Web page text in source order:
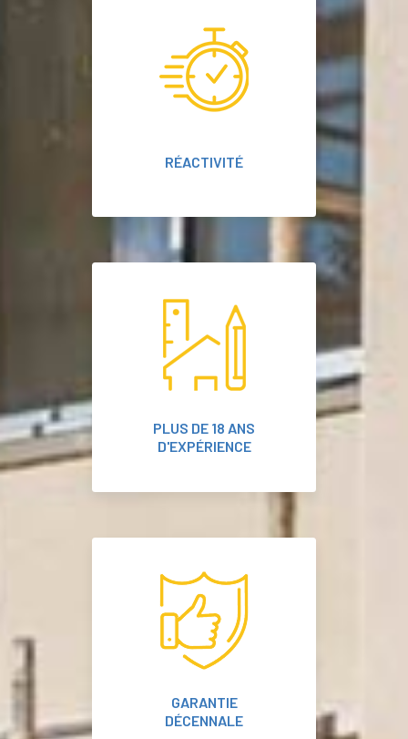
RÉACTIVITÉ
PLUS DE 18 ANS
D'EXPÉRIENCE
GARANTIE
DÉCENNALE